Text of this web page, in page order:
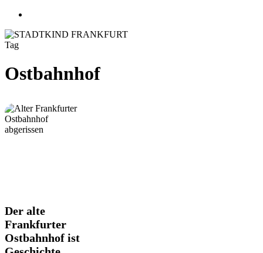
Tag
Ostbahnhof
Der
alte
Frankfurter
Ostbahnhof
ist
Der alte
Frankfurter
Ostbahnhof ist